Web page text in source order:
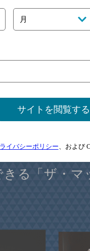
ェ
シップが
る「ザ・
月
サイトを閲覧する
イバシーポリシー、および